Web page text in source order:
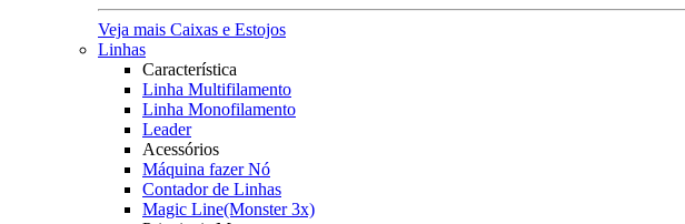
Veja mais Caixas e Estojos
Linhas
Característica
Linha Multifilamento
Linha Monofilamento
Leader
Acessórios
Máquina fazer Nó
Contador de Linhas
Magic Line(Monster 3x)